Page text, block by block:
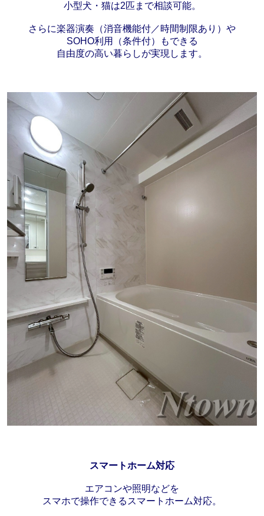
小型犬・猫は2匹まで相談可能。
さらに楽器演奏（消音機能付／時間制限あり）や
SOHO利用（条件付）もできる
自由度の高い暮らしが実現します。
スマートホーム対応
エアコンや照明などを
スマホで操作できるスマートホーム対応。